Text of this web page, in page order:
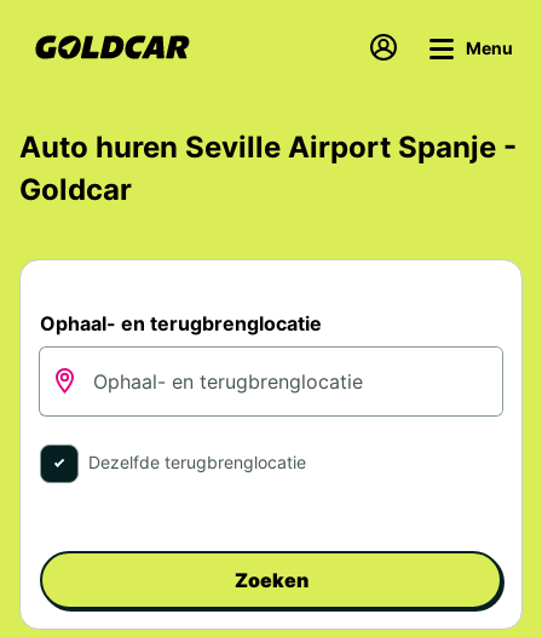
Menu
Auto huren Seville Airport Spanje -
Goldcar
Ophaal- en terugbrenglocatie
Dezelfde terugbrenglocatie
Zoeken